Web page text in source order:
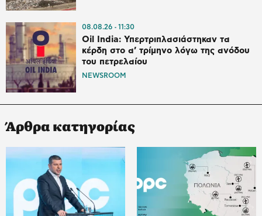
08.08.26 11:30
Oil India: Υπερτριπλασιάστηκαν τα
κέρδη στο α’ τρίμηνο λόγω της ανόδου
του πετρελαίου
NEWSROOM
Άρθρα κατηγορίας